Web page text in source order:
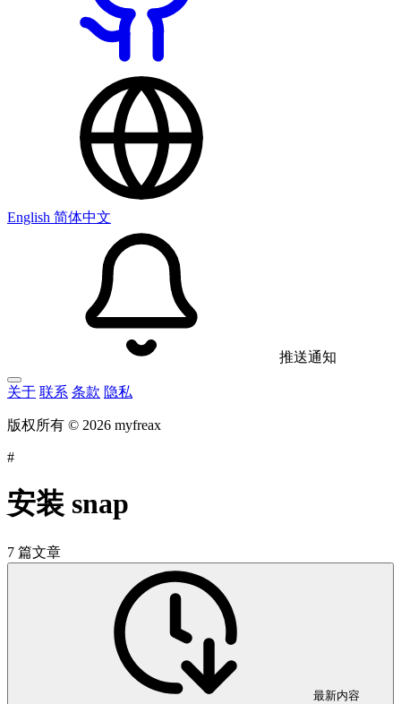
English 简体中文
推送通知
关于 联系 条款 隐私
版权所有 © 2026 myfreax
#
安装 snap
7 篇文章
最新内容